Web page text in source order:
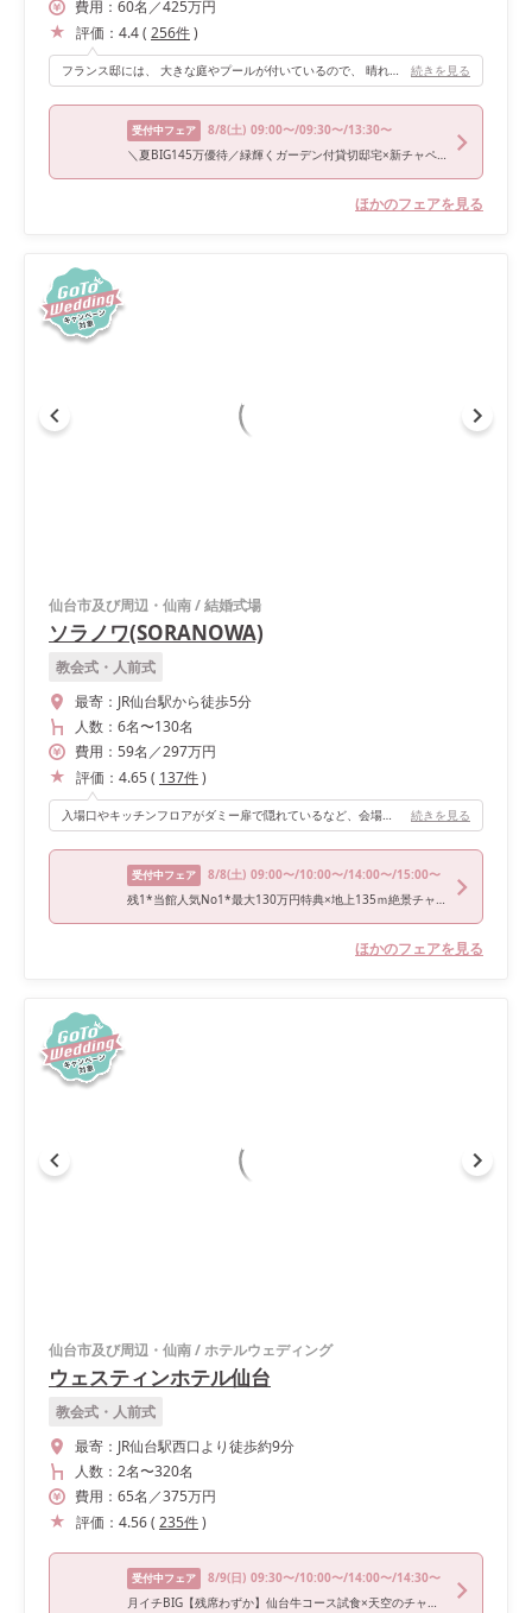
費用： 60名 ／425万円
評価： 4.4( 256件)
フランス邸には、 大きな庭やプールが付いているので、 晴れている日には外での演出が自由に出来ます。デザブ、写真撮影も 大人数で行っても窮屈になりません。 敷地の周りはビルや個人宅、などが見えない設計になっているので 非日常感を味わえます。会場は入り口に入った瞬間、天井から吊るされたシャンデリアが 豪華な印象を与えてくれますし、 階段、大きな窓もあるので 様々な演出が出来る最高の邸宅です。 かっこいいテーマ、 可愛いテーマどちらでも装飾次第で印象を 変えることができるので、 どのような雰囲気にしようか迷ってる場合でも安心でした。 続きを見る
受付中フェア 8/8(土) 09:00〜/09:30〜/13:30〜
＼夏BIG145万優待／緑輝くガーデン付貸切邸宅×新チャペル
ほかのフェアを見る
仙台市及び周辺・仙南/結婚式場
ソラノワ(SORANOWA)
教会式・人前式
最寄： JR仙台駅から徒歩5分
人数： 6名〜130名
費用： 59名 ／297万円
評価： 4.65( 137件)
入場口やキッチンフロアがダミー扉で隠れているなど、会場にはゲストが喜んでくれるような仕掛けが施されているのでおすすめです！ 続きを見る
受付中フェア 8/8(土) 09:00〜/10:00〜/14:00〜/15:00〜
残1*当館人気No1*最大130万円特典×地上135ｍ絶景チャペル＆試食
ほかのフェアを見る
仙台市及び周辺・仙南/ホテルウェディング
ウェスティンホテル仙台
教会式・人前式
最寄： JR仙台駅西口より徒歩約9分
人数： 2名〜320名
費用： 65名 ／375万円
評価： 4.56( 235件)
受付中フェア 8/9(日) 09:30〜/10:00〜/14:00〜/14:30〜
月イチBIG【残席わずか】仙台牛コース試食×天空のチャペル見学